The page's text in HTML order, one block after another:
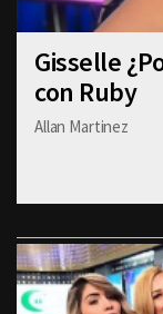
Gisselle
con Ruby
Allan Martinez